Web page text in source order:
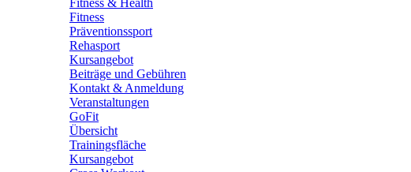
Fitness & Health
Fitness
Präventionssport
Rehasport
Kursangebot
Beiträge und Gebühren
Kontakt & Anmeldung
Veranstaltungen
GoFit
Übersicht
Trainingsfläche
Kursangebot